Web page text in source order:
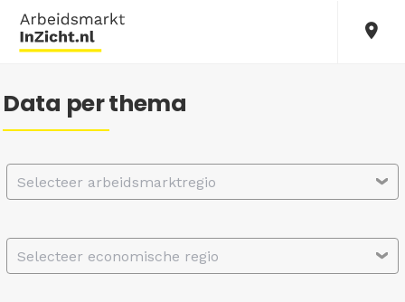
Data per thema
Selecteer arbeidsmarktregio
Selecteer economische regio